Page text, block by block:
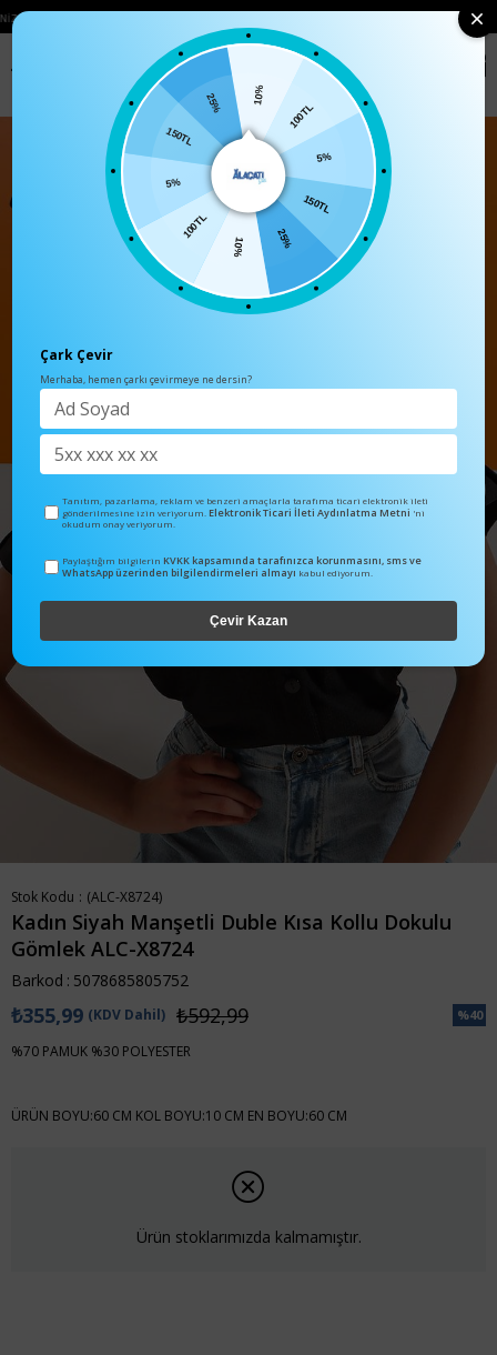
ÜZERI KARGO ÜCRETSIZ • 🛍️ YENI SEZON ÜRÜNLERINDE 2 ÜRÜN VE ÜZERI
TÜM ÜRÜNLER
Stok Kodu (ALC-X8724)
Kadın Siyah Manşetli Duble Kısa Kollu Dokulu
Gömlek ALC-X8724
Barkod : 5078685805752
%40
₺592,99
₺355,99 (KDV Dahil)
%70 PAMUK %30 POLYESTER
ÜRÜN BOYU:60 CM KOL BOYU:10 CM EN BOYU:60 CM
Ürün stoklarımızda kalmamıştır.
10% 100TL
5%
150TL
25%
10%
100TL
5%
150TL
25%
Çark Çevir
Merhaba, hemen çarkı çevirmeye ne dersin?
Tanıtım, pazarlama, reklam ve benzeri amaçlarla tarafıma ticari elektronik ileti
gönderilmesine izin veriyorum.Elektronik Ticari İleti Aydınlatma Metni 'ni
okudum onay veriyorum.
Paylaştığım bilgilerin KVKK kapsamında tarafınızca korunmasını, sms ve
WhatsApp üzerinden bilgilendirmeleri almayı kabul ediyorum.
Çevir Kazan